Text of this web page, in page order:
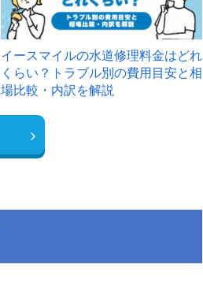
イースマイルの水道修理料金はどれ
くらい？トラブル別の費用目安と相
場比較・内訳を解説